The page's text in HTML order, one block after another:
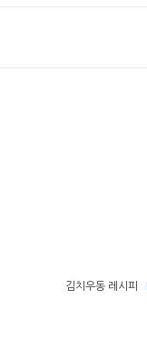
김치우동 레시피